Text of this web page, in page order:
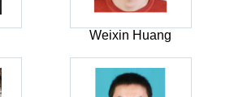
Weixin Huang